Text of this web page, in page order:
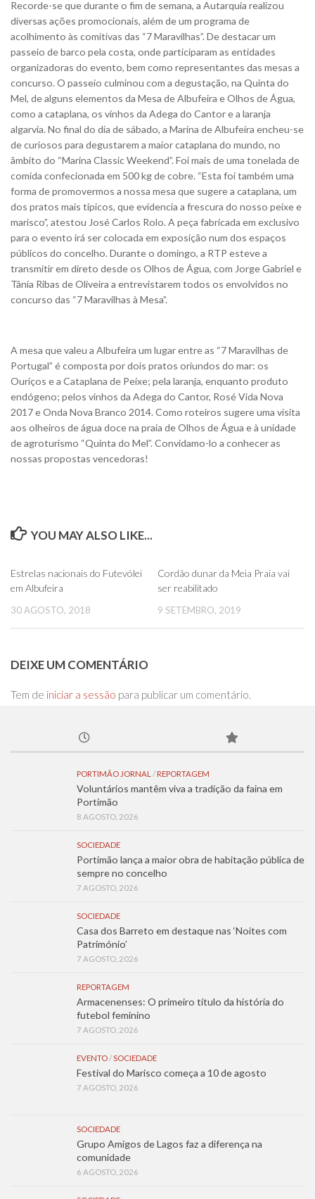
Recorde-se que durante o fim de semana, a Autarquia realizou
diversas ações promocionais, além de um programa de
acolhimento às comitivas das “7 Maravilhas”. De destacar um
passeio de barco pela costa, onde participaram as entidades
organizadoras do evento, bem como representantes das mesas a
concurso. O passeio culminou com a degustação, na Quinta do
Mel, de alguns elementos da Mesa de Albufeira e Olhos de Água,
como a cataplana, os vinhos da Adega do Cantor e a laranja
algarvia. No final do dia de sábado, a Marina de Albufeira encheu-se
de curiosos para degustarem a maior cataplana do mundo, no
âmbito do “Marina Classic Weekend”. Foi mais de uma tonelada de
comida confecionada em 500 kg de cobre. “Esta foi também uma
forma de promovermos a nossa mesa que sugere a cataplana, um
dos pratos mais típicos, que evidencia a frescura do nosso peixe e
marisco”, atestou José Carlos Rolo. A peça fabricada em exclusivo
para o evento irá ser colocada em exposição num dos espaços
públicos do concelho. Durante o domingo, a RTP esteve a
transmitir em direto desde os Olhos de Água, com Jorge Gabriel e
Tânia Ribas de Oliveira a entrevistarem todos os envolvidos no
concurso das “7 Maravilhas à Mesa”.
A mesa que valeu a Albufeira um lugar entre as “7 Maravilhas de
Portugal” é composta por dois pratos oriundos do mar: os
Ouriços e a Cataplana de Peixe; pela laranja, enquanto produto
endógeno; pelos vinhos da Adega do Cantor, Rosé Vida Nova
2017 e Onda Nova Branco 2014. Como roteiros sugere uma visita
aos olheiros de água doce na praia de Olhos de Água e à unidade
de agroturismo “Quinta do Mel”. Convidamo-lo a conhecer as
nossas propostas vencedoras!
YOU MAY ALSO LIKE...
Estrelas nacionais do Futevólei
em Albufeira
30 AGOSTO, 2018
Cordão dunar da Meia Praia vai
ser reabilitado
9 SETEMBRO, 2019
DEIXE UM COMENTÁRIO
Tem de iniciar a sessão para publicar um comentário.
PORTIMÃO JORNAL / REPORTAGEM
Voluntários mantêm viva a tradição da faina em
Portimão
8 AGOSTO, 2026
SOCIEDADE
Portimão lança a maior obra de habitação pública de
sempre no concelho
7 AGOSTO, 2026
SOCIEDADE
Casa dos Barreto em destaque nas ‘Noites com
Património’
7 AGOSTO, 2026
REPORTAGEM
Armacenenses: O primeiro título da história do
futebol feminino
7 AGOSTO, 2026
EVENTO/SOCIEDADE
Festival do Marisco começa a 10 de agosto
7 AGOSTO, 2026
SOCIEDADE
Grupo Amigos de Lagos faz a diferença na
comunidade
6 AGOSTO, 2026